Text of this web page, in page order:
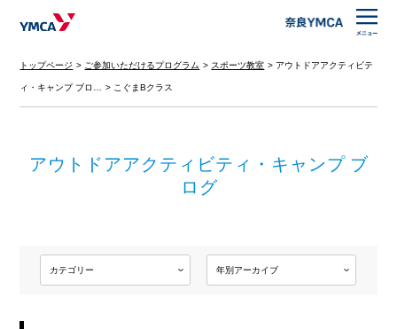
トップページ ご参加いただけるプログラム スポーツ教室 アウトドアアクティビテ
ィ・キャンプ ブロ… こぐまBクラス
アウトドアアクティビティ・キャンプ ブ
ログ